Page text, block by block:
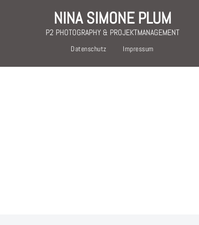
NINA SIMONE PLUM
P2 PHOTOGRAPHY & PROJEKTMANAGEMENT
Datenschutz Impressum